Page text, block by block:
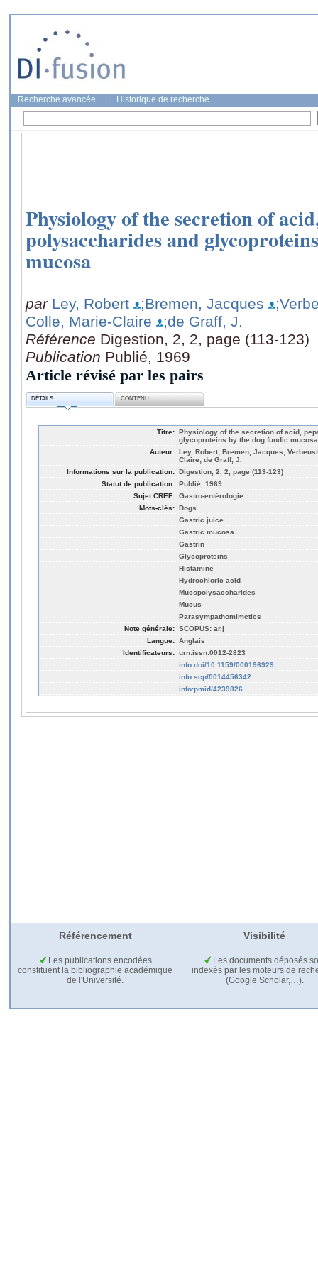
Recherche avancée Historique de recherche
Physiology of the secretion of
polysaccharides and
mucosa
par Ley, Robert ;Bremen, Jacques
Colle, Marie-Claire
;de Graff, J.
Référence Digestion, 2, 2, page (113-123)
Publication Publié, 1969
Article révisé par les pairs
DÉTAILS CONTENU
Titre: Physiology of the secretion of acid,
glycoproteins by the dog fundic mucosa
Auteur: Ley, Robert; Bremen, Jacques;
Claire; de Graff, J.
Informations sur la publication: Digestion, 2, 2, page (113-123)
Statut de publication: Publié, 1969
Sujet CREF: Gastro-entérologie
Mots-clés: Dogs
Gastric juice
Gastric mucosa
Gastrin
Glycoproteins
Histamine
Hydrochloric acid
Mucopolysaccharides
Mucus
Parasympathomimctics
Note générale: SCOPUS: ar.j
Langue: Anglais
Identificateurs: urn:issn:0012-2823
info:doi/10.1159/000196929
info:scp/0014456342
info:pmid/4239826
Référencement Visibilité
Les publications encodées
constituent la bibliographie académique
de l'Université.
Les documents déposés
indexés par les moteurs de
(Google Scholar,…).